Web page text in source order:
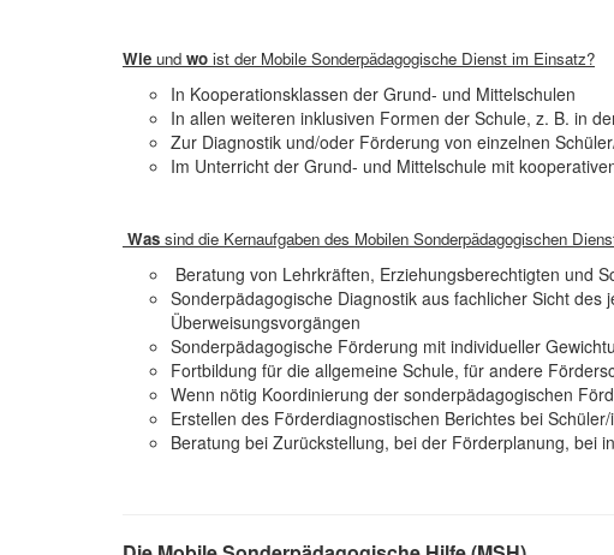
Wie und wo ist der Mobile Sonderpädagogische Dienst im Einsatz?
In Kooperationsklassen der Grund- und Mittelschulen
In allen weiteren inklusiven Formen der Schule, z. B. in
Zur Diagnostik und/oder Förderung von einzelnen
Im Unterricht der Grund- und Mittelschule mit
Was sind die Kernaufgaben des Mobilen Sonderpädagogischen
Beratung von Lehrkräften, Erziehungsberechtigten und
Sonderpädagogische Diagnostik aus fachlicher Sicht
Überweisungsvorgängen
Sonderpädagogische Förderung mit individueller
Fortbildung für die allgemeine Schule, für andere
Wenn nötig Koordinierung der sonderpädagogischen
Erstellen des Förderdiagnostischen Berichtes bei
Beratung bei Zurückstellung, bei der Förderplanung, bei